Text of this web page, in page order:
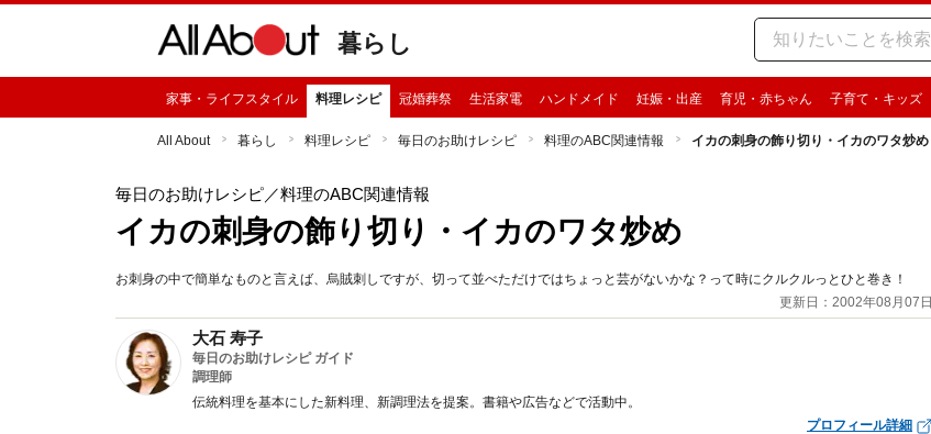
暮らし
家事・ライフスタイル 料理レシピ 冠婚葬祭 生活家電 ハンドメイド 妊娠・出産 育児・赤ちゃん 子育て・キッズ
All About 暮らし 料理レシピ 毎日のお助けレシピ 料理のABC関連情報 イカの刺身の飾り切り・イカのワタ炒め
毎日のお助けレシピ／料理のABC関連情報
イカの刺身の飾り切り・イカのワタ炒め
お刺身の中で簡単なものと言えば、烏賊刺しですが、切って並べただけではちょっと芸がないかな？って時にクルクルっとひと巻き！
更新日：2002年08月07日
大石 寿子
毎日のお助けレシピ ガイド
調理師
伝統料理を基本にした新料理、新調理法を提案。書籍や広告などで活動中。
プロフィール詳細